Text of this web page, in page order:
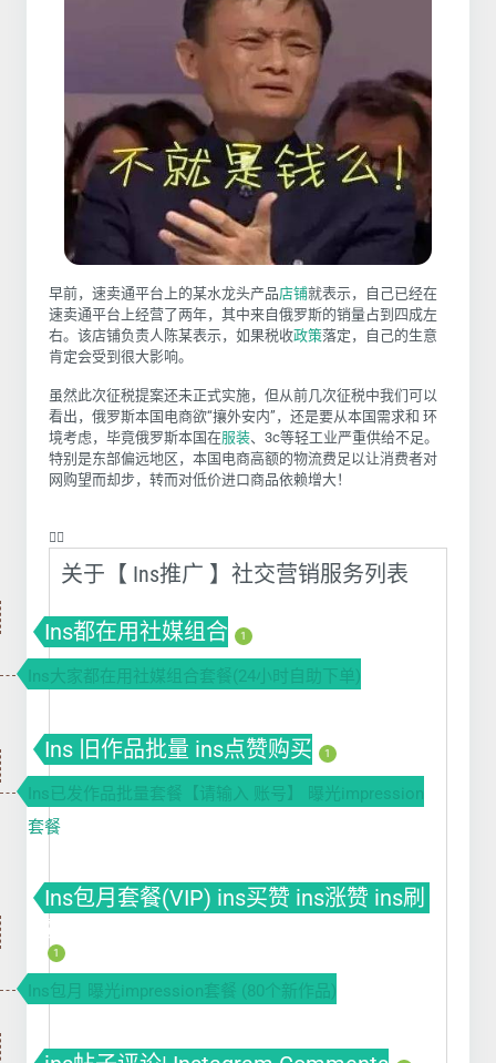
早前，速卖通平台上的某水龙头产品店铺就表示，自己已经在
速卖通平台上经营了两年，其中来自俄罗斯的销量占到四成左
右。该店铺负责人陈某表示，如果税收政策落定，自己的生意
肯定会受到很大影响。
虽然此次征税提案还未正式实施，但从前几次征税中我们可以
看出，俄罗斯本国电商欲“攘外安内”，还是要从本国需求和 环
境考虑，毕竟俄罗斯本国在服装、3c等轻工业严重供给不足。
特别是东部偏远地区，本国电商高额的物流费足以让消费者对
网购望而却步，转而对低价进口商品依赖增大！
❤️‍🔥
关于【 Ins推广 】社交营销服务列表
Ins都在用社媒组合 1
Ins大家都在用社媒组合套餐(24小时自助下单)
Ins 旧作品批量 ins点赞购买 1
Ins已发作品批量套餐【请输入 账号】 曝光impression
套餐
Ins包月套餐(VIP) ins买赞 ins涨赞 ins刷
赞
1
Ins包月 曝光impression套餐 (80个新作品)